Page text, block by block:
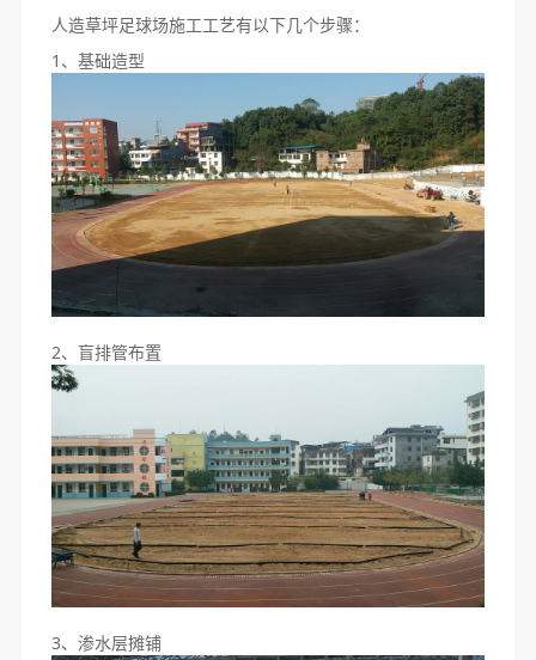
人造草坪足球场施工工艺有以下几个步骤：
1、基础造型
2、盲排管布置
3、渗水层摊铺